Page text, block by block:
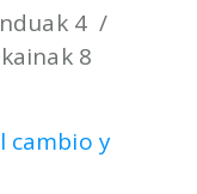
8
4
cambio y